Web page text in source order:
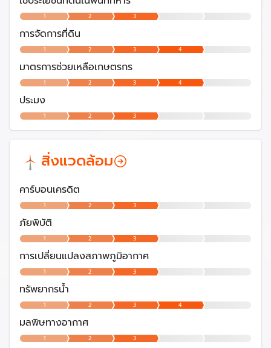
1 2 3
การจัดการที่ดิน
1 2 3 4
มาตรการช่วยเหลือเกษตรกร
1 2 3 4
ประมง
1 2 3
สิ่งแวดล้อม
คาร์บอนเครดิต
1 2 3
ภัยพิบัติ
1 2 3
การเปลี่ยนแปลงสภาพภูมิอากาศ
1 2 3
ทรัพยากรน้ำ
1 2 3 4
มลพิษทางอากาศ
1 2 3